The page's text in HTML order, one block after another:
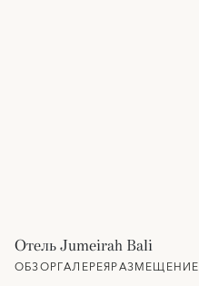
Отель Jumeirah Bali
ОБЗОРГАЛЕРЕЯРАЗМЕЩЕНИЕ